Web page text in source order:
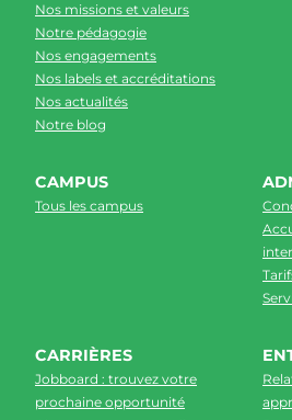
Nos missions et valeurs
Notre pédagogie
Nos engagements
Nos labels et accréditations
Nos actualités
Notre blog
CAMPUS
Tous les campus
CARRIÈRES
Jobboard : trouvez votre
prochaine opportunité